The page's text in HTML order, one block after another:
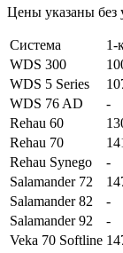
Цены указаны без
Система 1-
WDS 300
WDS 5 Series
WDS 76 AD
-
Rehau 60
Rehau 70
Rehau Synego
-
Salamander 72
Salamander 82
-
Salamander 92
-
Veka 70 Softline